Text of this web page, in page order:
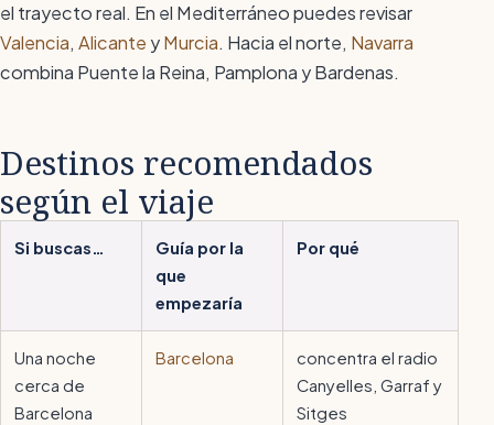
el trayecto real. En el Mediterráneo puedes revisar
Valencia, Alicante yMurcia. Hacia el norte, Navarra
combina Puente la Reina, Pamplona y Bardenas.
Destinos recomendados
según el viaje
Si buscas…
Guía por la
que
empezaría
Por qué
Una noche
cerca de
Barcelona
Barcelona
concentra el radio
Canyelles, Garraf y
Sitges